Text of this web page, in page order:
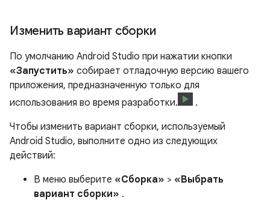
Изменить вариант сборки
По умолчанию Android Studio при нажатии кнопки
«Запустить» собирает отладочную версию вашего
приложения, предназначенную только для
использования во время разработки.
.
Чтобы изменить вариант сборки, используемый
Android Studio, выполните одно из следующих
действий:
В меню выберите «Сборка» > «Выбрать
вариант сборки» .